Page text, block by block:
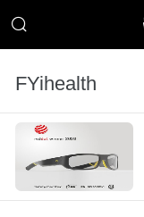
FYihealth